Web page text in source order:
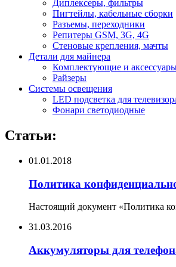
Диплексеры, фильтры
Пигтейлы, кабельные сборки
Разъемы, переходники
Репитеры GSM, 3G, 4G
Стеновые крепления, мачты
Детали для майнера
Комплектующие и
Райзеры
Системы освещения
LED подсветка для
Фонари светодиодные
Статьи:
01.01.2018
Политика
Настоящий документ «Политика
31.03.2016
Аккумуляторы для